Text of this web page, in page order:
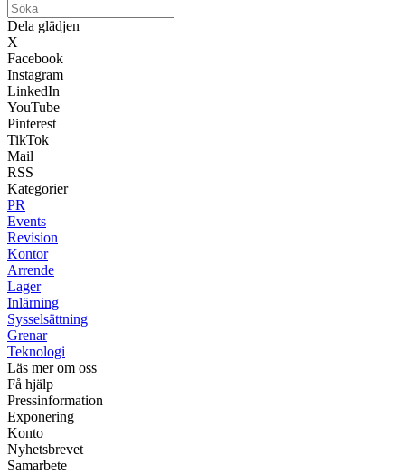
Dela glädjen
X
Facebook
Instagram
LinkedIn
YouTube
Pinterest
TikTok
Mail
RSS
Kategorier
PR
Events
Revision
Kontor
Arrende
Lager
Inlärning
Sysselsättning
Grenar
Teknologi
Läs mer om oss
Få hjälp
Pressinformation
Exponering
Konto
Nyhetsbrevet
Samarbete